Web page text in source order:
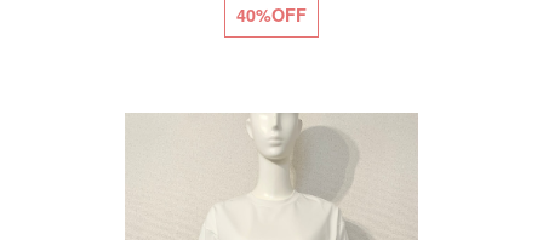
40%OFF